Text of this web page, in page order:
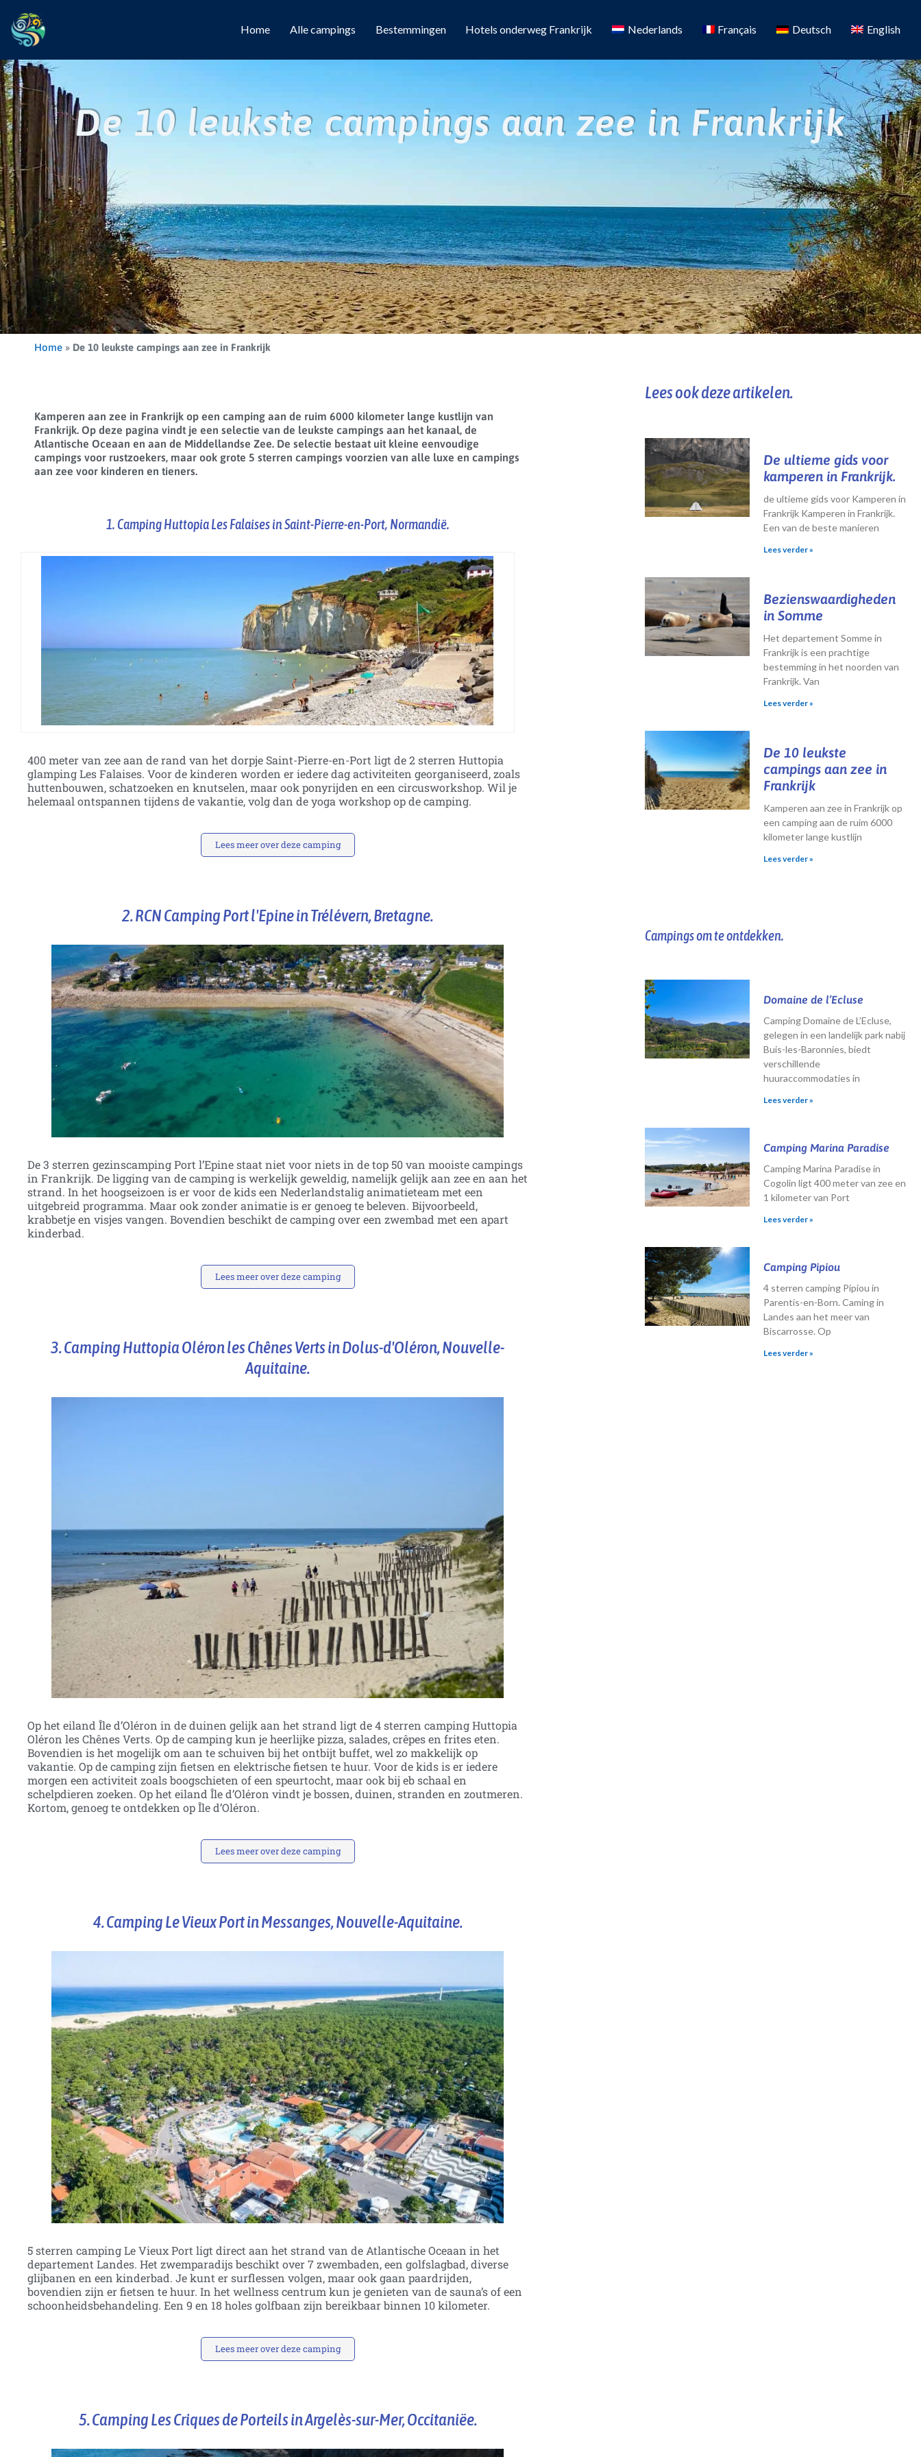
Home Alle campings Bestemmingen Hotels onderweg Frankrijk Nederlands Français Deutsch English
De 10 leukste campings aan zee in Frankrijk
Home » De 10 leukste campings aan zee in Frankrijk
Kamperen aan zee in Frankrijk op een camping aan de ruim 6000 kilometer lange kustlijn van
Frankrijk. Op deze pagina vindt je een selectie van de leukste campings aan het kanaal, de
Atlantische Oceaan en aan de Middellandse Zee. De selectie bestaat uit kleine eenvoudige
campings voor rustzoekers, maar ook grote 5 sterren campings voorzien van alle luxe en campings
aan zee voor kinderen en tieners.
1. Camping Huttopia Les Falaises in Saint-Pierre-en-Port, Normandië.
400 meter van zee aan de rand van het dorpje Saint-Pierre-en-Port ligt de 2 sterren Huttopia
glamping Les Falaises. Voor de kinderen worden er iedere dag activiteiten georganiseerd, zoals
huttenbouwen, schatzoeken en knutselen, maar ook ponyrijden en een circusworkshop. Wil je
helemaal ontspannen tijdens de vakantie, volg dan de yoga workshop op de camping.
Lees meer over deze camping
2. RCN Camping Port l'Epine in Trélévern, Bretagne.
De 3 sterren gezinscamping Port l’Epine staat niet voor niets in de top 50 van mooiste campings
in Frankrijk. De ligging van de camping is werkelijk geweldig, namelijk gelijk aan zee en aan het
strand. In het hoogseizoen is er voor de kids een Nederlandstalig animatieteam met een
uitgebreid programma. Maar ook zonder animatie is er genoeg te beleven. Bijvoorbeeld,
krabbetje en visjes vangen. Bovendien beschikt de camping over een zwembad met een apart
kinderbad.
Lees meer over deze camping
3. Camping Huttopia Oléron les Chênes Verts in Dolus-d'Oléron, Nouvelle-
Aquitaine.
Op het eiland Île d’Oléron in de duinen gelijk aan het strand ligt de 4 sterren camping Huttopia
Oléron les Chênes Verts. Op de camping kun je heerlijke pizza, salades, crêpes en frites eten.
Bovendien is het mogelijk om aan te schuiven bij het ontbijt buffet, wel zo makkelijk op
vakantie. Op de camping zijn fietsen en elektrische fietsen te huur. Voor de kids is er iedere
morgen een activiteit zoals boogschieten of een speurtocht, maar ook bij eb schaal en
schelpdieren zoeken. Op het eiland Île d’Oléron vindt je bossen, duinen, stranden en zoutmeren.
Kortom, genoeg te ontdekken op Île d’Oléron.
Lees meer over deze camping
4. Camping Le Vieux Port in Messanges, Nouvelle-Aquitaine.
5 sterren camping Le Vieux Port ligt direct aan het strand van de Atlantische Oceaan in het
departement Landes. Het zwemparadijs beschikt over 7 zwembaden, een golfslagbad, diverse
glijbanen en een kinderbad. Je kunt er surflessen volgen, maar ook gaan paardrijden,
bovendien zijn er fietsen te huur. In het wellness centrum kun je genieten van de sauna’s of een
schoonheidsbehandeling. Een 9 en 18 holes golfbaan zijn bereikbaar binnen 10 kilometer.
Lees meer over deze camping
5. Camping Les Criques de Porteils in Argelès-sur-Mer, Occitaniëe.
Lees ook deze artikelen.
De ultieme gids voor
kamperen in Frankrijk.
de ultieme gids voor Kamperen in
Frankrijk Kamperen in Frankrijk.
Een van de beste manieren
Lees verder »
Bezienswaardigheden
in Somme
Het departement Somme in
Frankrijk is een prachtige
bestemming in het noorden van
Frankrijk. Van
Lees verder »
De 10 leukste
campings aan zee in
Frankrijk
Kamperen aan zee in Frankrijk op
een camping aan de ruim 6000
kilometer lange kustlijn
Lees verder »
Campings om te ontdekken.
Domaine de l’Ecluse
Camping Domaine de L’Ecluse,
gelegen in een landelijk park nabij
Buis-les-Baronnies, biedt
verschillende
huuraccommodaties in
Lees verder »
Camping Marina Paradise
Camping Marina Paradise in
Cogolin ligt 400 meter van zee en
1 kilometer van Port
Lees verder »
Camping Pipiou
4 sterren camping Pipiou in
Parentis-en-Born. Caming in
Landes aan het meer van
Biscarrosse. Op
Lees verder »